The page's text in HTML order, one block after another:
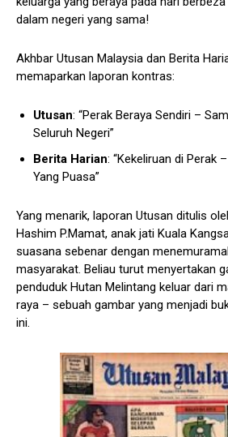
dalam negeri yang sama!
Akhbar Utusan Malaysia dan Berita
memaparkan laporan kontras:
Utusan: “Perak Beraya Sendiri –
Seluruh Negeri”
Berita Harian: “Kekeliruan di Perak
Yang Puasa”
Yang menarik, laporan Utusan ditulis
Hashim P.Mamat, anak jati Kuala
suasana sebenar dengan
masyarakat. Beliau turut menyertakan
penduduk Hutan Melintang keluar dari
raya – sebuah gambar yang menjadi
ini.